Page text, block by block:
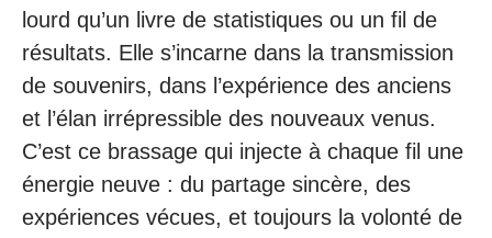
lourd qu’un livre de statistiques ou un fil de
résultats. Elle s’incarne dans la transmission
de souvenirs, dans l’expérience des anciens
et l’élan irrépressible des nouveaux venus.
C’est ce brassage qui injecte à chaque fil une
énergie neuve : du partage sincère, des
expériences vécues, et toujours la volonté de